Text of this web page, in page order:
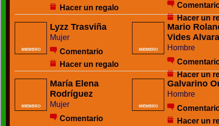
Hacer un regalo
Hacer un
MIEMBRO
Lyzz Trasviña
Mujer
Comentario
Hacer un regalo
MIEMBRO
Mario
Vides
Hombre
Hacer un
MIEMBRO
María Elena
Rodríguez
Mujer
Comentario
MIEMBRO
Galvarino
Hombre
Hacer un